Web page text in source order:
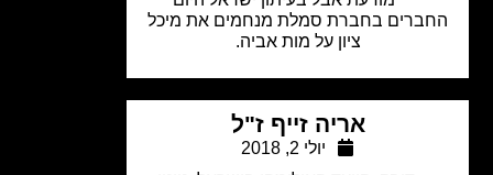
בחברת סמלת מנחמים את מיכל
ציון על מות אביה.
אריה זייף ז"ל